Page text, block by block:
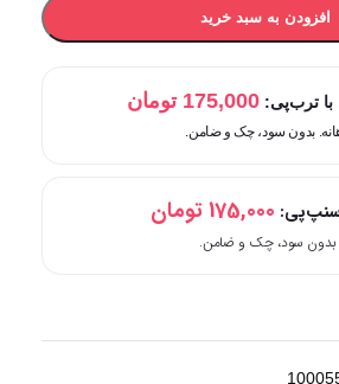
افزودن به سبد خرید
ترب‌پی: 175,000 تومان
175,000تومان